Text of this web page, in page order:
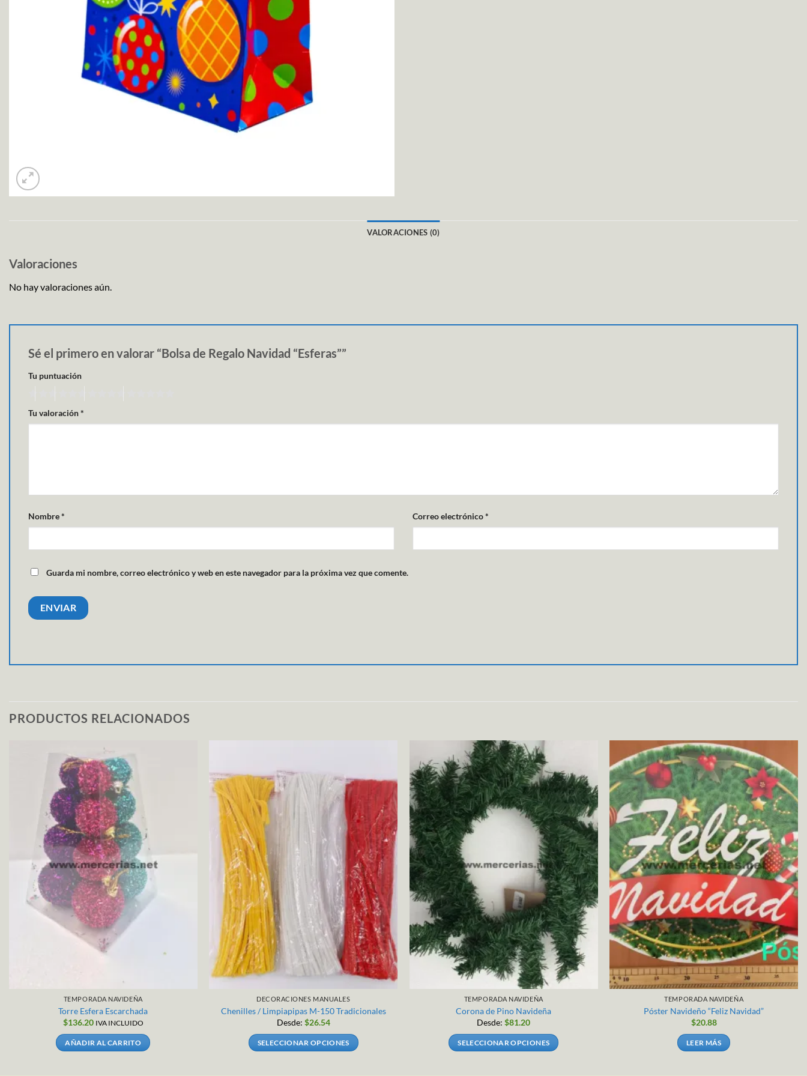
VALORACIONES (0)
Valoraciones
No hay valoraciones aún.
Sé el primero en valorar “Bolsa de Regalo Navidad “Esferas””
Tu puntuación
Tu valoración*
Nombre* Correo electrónico*
Guarda mi nombre, correo electrónico y web en este navegador para la próxima vez que comente.
PRODUCTOS RELACIONADOS
TEMPORADA NAVIDEÑA
Torre Esfera Escarchada
$136.20 IVA INCLUIDO
AÑADIR AL CARRITO
DECORACIONES MANUALES
Chenilles / Limpiapipas M-150 Tradicionales
Desde: $26.54
SELECCIONAR OPCIONES
TEMPORADA NAVIDEÑA
Corona de Pino Navideña
Desde:$81.20
SELECCIONAR OPCIONES
TEMPORADA NAVIDEÑA
Póster Navideño “Feliz Navidad”
$20.88
LEER MÁS